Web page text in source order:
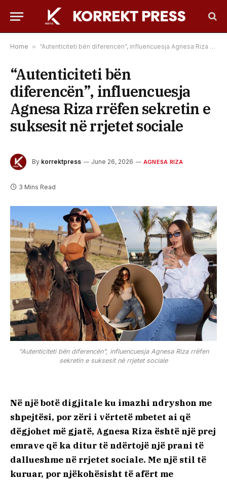
Home » “Autenticiteti bën diferencën”, influencuesja Agnesa Riza rrëfen sekretin e suksesit në rrjetet sociale
“Autenticiteti bën
diferencën”, influencuesja
Agnesa Riza rrëfen sekretin e
suksesit në rrjetet sociale
By korrektpress June 26, 2026 AGNESA RIZA
3 Mins Read
“Autenticiteti bën diferencën”, influencuesja Agnesa Riza rrëfen
sekretin e suksesit në rrjetet sociale
Në një botë digjitale ku imazhi ndryshon me
shpejtësi, por zëri i vërtetë mbetet ai që
dëgjohet më gjatë, Agnesa Riza është një prej
emrave që ka ditur të ndërtojë një prani të
dallueshme në rrjetet sociale. Me një stil të
kuruar, por njëkohësisht të afërt me